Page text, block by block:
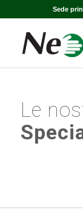
Sede
Le